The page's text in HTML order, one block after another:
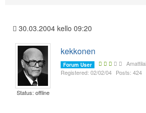
30.03.2004 kello 09:20
Status: offline
kekkonen
Forum User
Registered: 02/02/04 Posts: 424